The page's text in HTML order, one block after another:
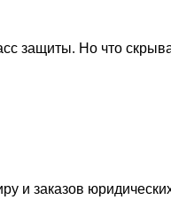
защиты. Но что
и заказов